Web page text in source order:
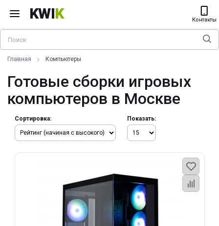
KWIK Контакты
Главная Компьютеры
Готовые сборки игровых
компьютеров в Москве
Сортировка: Показать: